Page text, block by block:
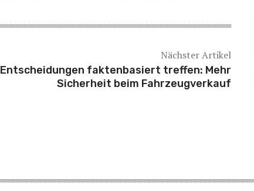
Nächster Artikel
Entscheidungen faktenbasiert treffen: Mehr
Sicherheit beim Fahrzeugverkauf